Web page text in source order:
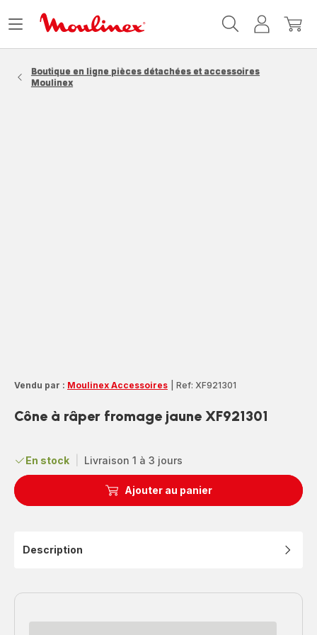
MonMon
Ouvrir
Boutique en ligne pièces détachées et accessoires
Moulinex
Vendu par : Moulinex Accessoires Ref: XF921301
Cône à râper fromage jaune XF921301
En stock Livraison 1 à 3 jours
Ajouter au panier
Description